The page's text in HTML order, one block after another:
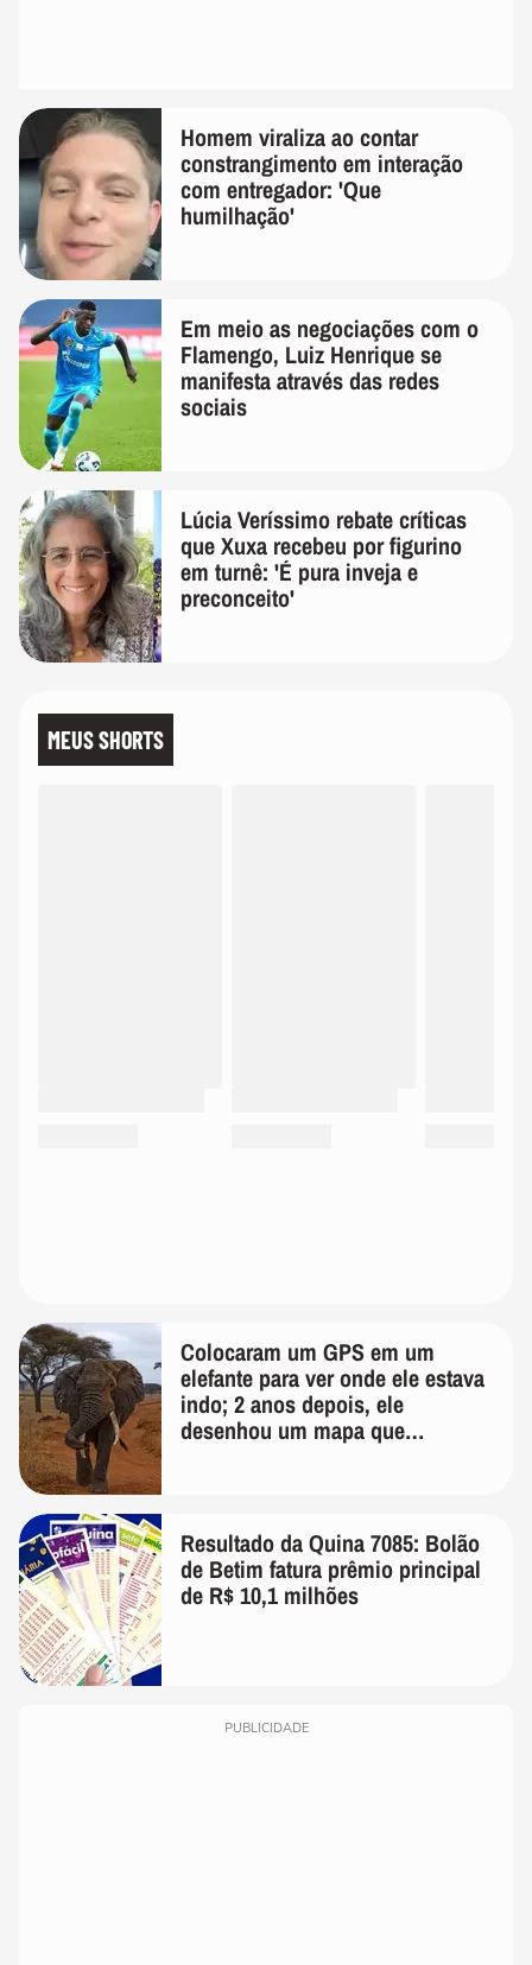
Homem viraliza ao contar
constrangimento em interação
com entregador: 'Que
humilhação'
Em meio as negociações com o
Flamengo, Luiz Henrique se
manifesta através das redes
sociais
Lúcia Veríssimo rebate críticas
que Xuxa recebeu por figurino
em turnê: 'É pura inveja e
preconceito'
MEUS SHORTS
Colocaram um GPS em um
elefante para ver onde ele estava
indo; 2 anos depois, ele
desenhou um mapa que
Resultado da Quina 7085: Bolão
de Betim fatura prêmio principal
de R$ 10,1 milhões
PUBLICIDADE